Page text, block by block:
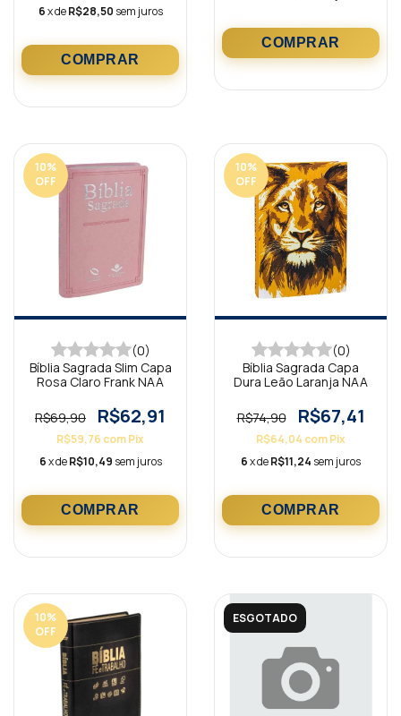
6x deR$28,50 sem juros
10%
OFF
(0)
Bíblia Sagrada Slim Capa
Rosa Claro Frank NAA
R$69,90 R$62,91
R$59,76 comPix
6x deR$10,49 sem juros
10%
OFF
(0)
Bíblia Sagrada Capa
Dura Leão Laranja NAA
R$74,90 R$67,41
R$64,04 comPix
6x deR$11,24 sem juros
10%
OFF
ESGOTADO